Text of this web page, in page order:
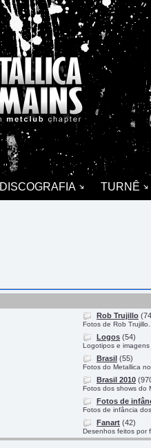
DISCOGRAFIA TURNÊ
Rob Trujillo
Fotos de Rob Trujillo.
Logos (54)
Logotipos e
Brasil (55)
Fotos do Metallica
Brasil 2010
Fotos dos shows do
Fotos de
Fotos de infância
Fanart (42)
Desenhos feitos por